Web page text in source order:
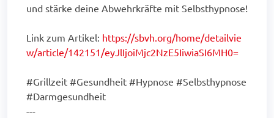
und stärke deine Abwehrkräfte mit Selbsthypnose!
Link zum Artikel: https://sbvh.org/home/detailvie
w/article/142151/eyJlIjoiMjc2NzE5IiwiaSI6MH0=
#Grillzeit #Gesundheit #Hypnose #Selbsthypnose
#Darmgesundheit
---